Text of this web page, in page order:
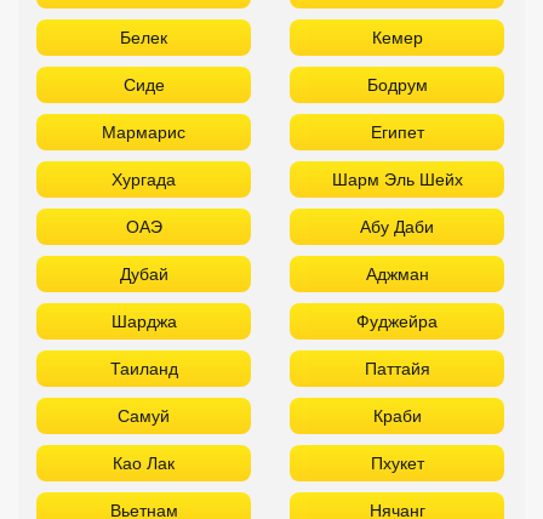
Белек Кемер
Сиде Бодрум
Мармарис Египет
Хургада Шарм Эль Шейх
ОАЭ Абу Даби
Дубай Аджман
Шарджа Фуджейра
Таиланд Паттайя
Самуй Краби
Као Лак Пхукет
Вьетнам Нячанг